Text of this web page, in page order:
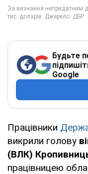
Будьте
Google
Працівники
викрили голову
(ВЛК)
працівницею